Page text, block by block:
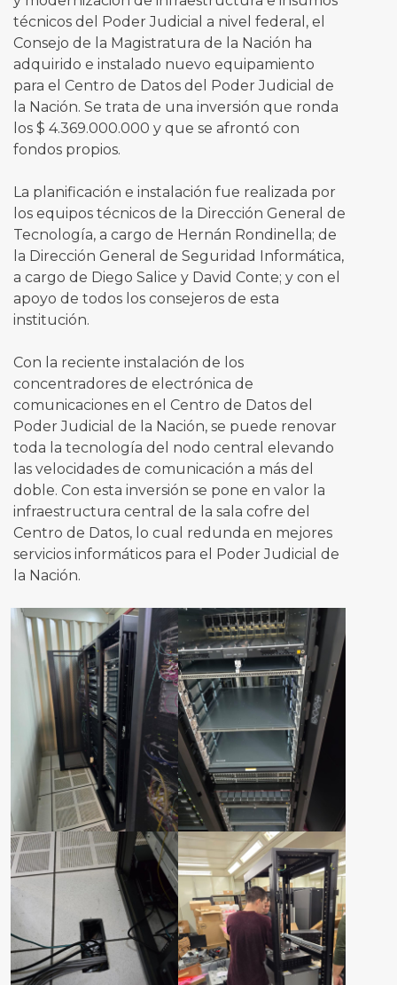
técnicos del Poder Judicial a nivel federal, el
Consejo de la Magistratura de la Nación ha
adquirido e instalado nuevo equipamiento
para el Centro de Datos del Poder Judicial de
la Nación. Se trata de una inversión que ronda
los $ 4.369.000.000 y que se afrontó con
fondos propios.
La planificación e instalación fue realizada por
los equipos técnicos de la Dirección General de
Tecnología, a cargo de Hernán Rondinella; de
la Dirección General de Seguridad Informática,
a cargo de Diego Salice y David Conte; y con el
apoyo de todos los consejeros de esta
institución.
Con la reciente instalación de los
concentradores de electrónica de
comunicaciones en el Centro de Datos del
Poder Judicial de la Nación, se puede renovar
toda la tecnología del nodo central elevando
las velocidades de comunicación a más del
doble. Con esta inversión se pone en valor la
infraestructura central de la sala cofre del
Centro de Datos, lo cual redunda en mejores
servicios informáticos para el Poder Judicial de
la Nación.